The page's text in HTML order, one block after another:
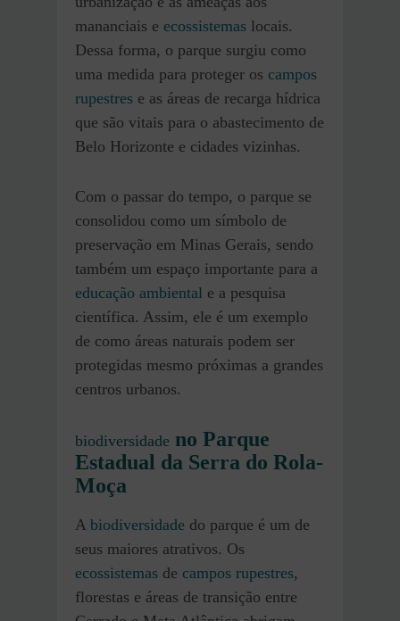
mananciais e ecossistemas locais.
Dessa forma, o parque surgiu como
uma medida para proteger os campos
rupestres e as áreas de recarga hídrica
que são vitais para o abastecimento de
Belo Horizonte e cidades vizinhas.
Com o passar do tempo, o parque se
consolidou como um símbolo de
preservação em Minas Gerais, sendo
também um espaço importante para a
educação ambiental e a pesquisa
científica. Assim, ele é um exemplo
de como áreas naturais podem ser
protegidas mesmo próximas a grandes
centros urbanos.
biodiversidade no Parque
Estadual da Serra do Rola-
Moça
A biodiversidade do parque é um de
seus maiores atrativos. Os
ecossistemas de campos rupestres,
florestas e áreas de transição entre